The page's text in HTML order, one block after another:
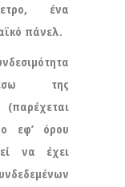
ένα
πάνελ.
μέσω της
εφ’ όρου
να έχει